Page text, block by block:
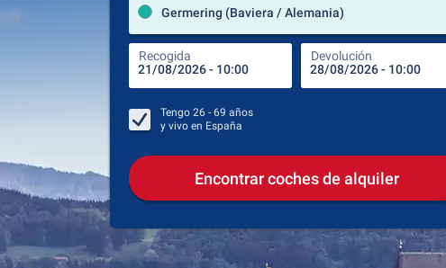
Germering (Baviera / Alemania)
Recogida Devolución
Tengo 26 - 69 años
y vivo en España
Encontrar coches de alquiler